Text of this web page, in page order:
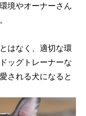
境やオーナーさん
はなく、適切な環
ッグトレーナーな
される犬になると